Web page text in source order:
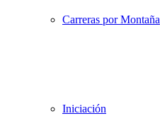
Carreras por Montaña
Iniciación